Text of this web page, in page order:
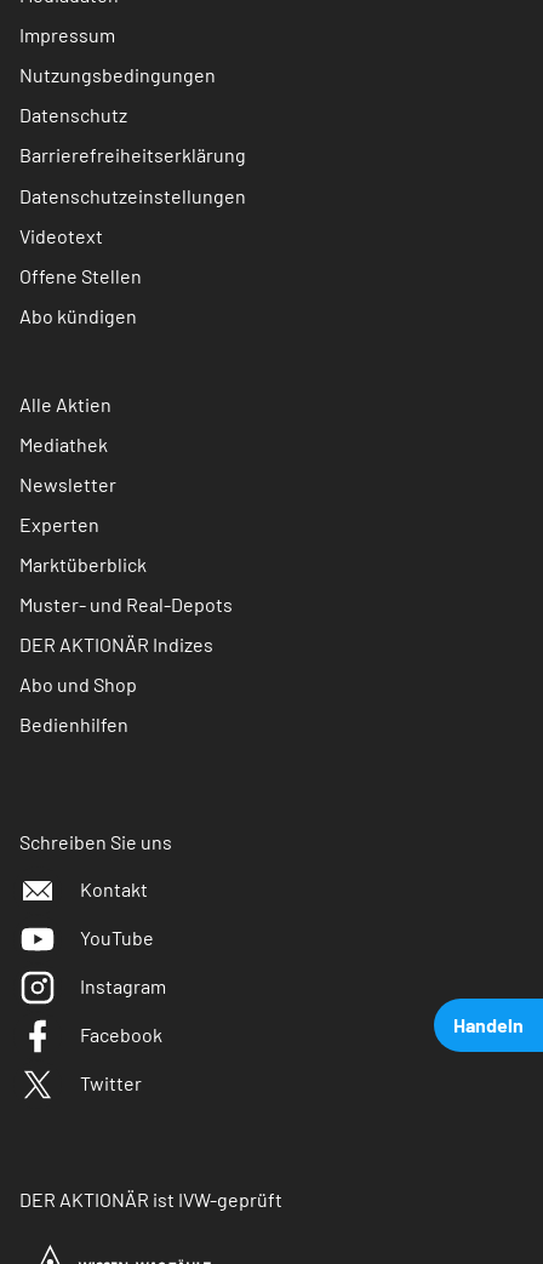
Handeln
Impressum
Nutzungsbedingungen
Datenschutz
Barrierefreiheitserklärung
Datenschutzeinstellungen
Videotext
Offene Stellen
Abo kündigen
Alle Aktien
Mediathek
Newsletter
Experten
Marktüberblick
Muster- und Real-Depots
DER AKTIONÄR Indizes
Abo und Shop
Bedienhilfen
Schreiben Sie uns
Kontakt
YouTube
Instagram
Facebook
Twitter
DER AKTIONÄR ist IVW-geprüft